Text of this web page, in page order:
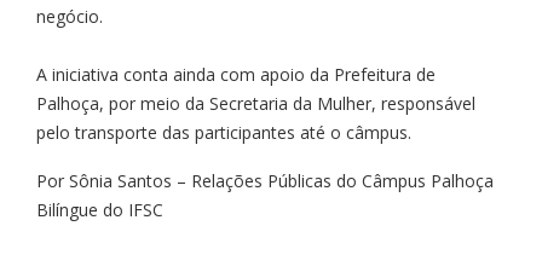
negócio.
A iniciativa conta ainda com apoio da Prefeitura de
Palhoça, por meio da Secretaria da Mulher, responsável
pelo transporte das participantes até o câmpus.
​​​​​​​Por Sônia Santos – Relações Públicas do Câmpus Palhoça
Bilíngue do IFSC